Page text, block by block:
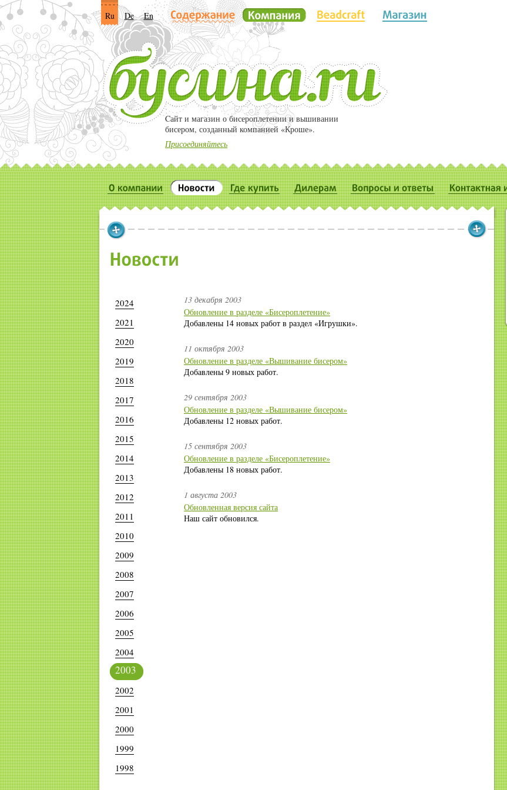
Ru De En
Cайт и магазин о бисероплетении и вышивании
бисером, созданный компанией «Кроше».
Присоединяйтесь
2024
2021
2020
2019
2018
2017
2016
2015
2014
2013
2012
2011
2010
2009
2008
2007
2006
2005
2004
2003
2002
2001
2000
1999
1998
13 декабря 2003
Обновление в разделе «Бисероплетение»
Добавлены 14 новых работ в раздел «Игрушки».
11 октября 2003
Обновление в разделе «Вышивание бисером»
Добавлены 9 новых работ.
29 сентября 2003
Обновление в разделе «Вышивание бисером»
Добавлены 12 новых работ.
15 сентября 2003
Обновление в разделе «Бисероплетение»
Добавлены 18 новых работ.
1 августа 2003
Обновленная версия сайта
Наш сайт обновился.